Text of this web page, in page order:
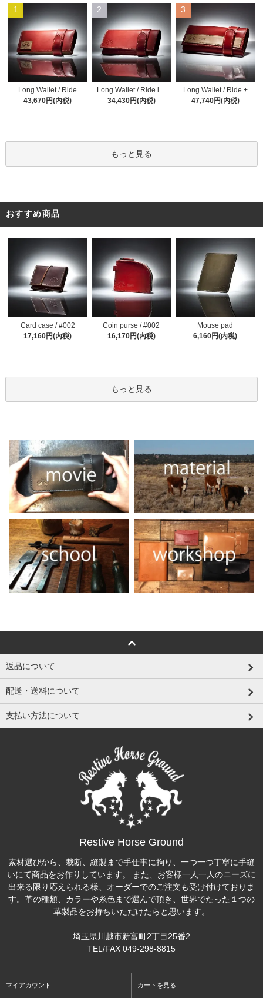
1
Long Wallet / Ride
43,670円(内税)
2
Long Wallet / Ride.i
34,430円(内税)
3
Long Wallet / Ride.+
47,740円(内税)
もっと見る
おすすめ商品
Card case / #002
17,160円(内税)
Coin purse / #002
16,170円(内税)
Mouse pad
6,160円(内税)
もっと見る
返品について
配送・送料について
支払い方法について
Restive Horse Ground
素材選びから、裁断、縫製まで手仕事に拘り、一つ一つ丁寧に手縫
いにて商品をお作りしています。 また、お客様一人一人のニーズに
出来る限り応えられる様、オーダーでのご注文も受け付けておりま
す。革の種類、カラーや糸色まで選んで頂き、世界でたった１つの
革製品をお持ちいただけたらと思います。
埼玉県川越市新富町2丁目25番2
TEL/FAX 049-298-8815
マイアカウント カートを見る